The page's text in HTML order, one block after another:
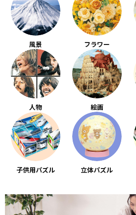
風景 フラワー
人物 絵画
子供用パズル 立体パズル